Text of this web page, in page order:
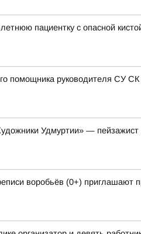
пациентку с опасной
помощника руководителя СУ
Удмуртии» —
воробьёв (0+) приглашают